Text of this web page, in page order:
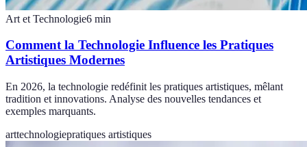
Art et Technologie6 min
Comment la Technologie Influence les Pratiques
Artistiques Modernes
En 2026, la technologie redéfinit les pratiques artistiques, mêlant
tradition et innovations. Analyse des nouvelles tendances et
exemples marquants.
arttechnologiepratiques artistiques